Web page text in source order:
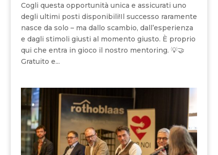
Cogli questa opportunità unica e assicurati uno
degli ultimi posti disponibili!Il successo raramente
nasce da solo – ma dallo scambio, dall’esperienza
e dagli stimoli giusti al momento giusto. È proprio
qui che entra in gioco il nostro mentoring. 💡🤝
Gratuito e...